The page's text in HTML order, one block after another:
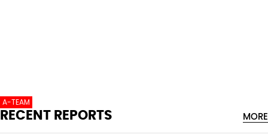
A-TEAM
RECENT REPORTS MORE